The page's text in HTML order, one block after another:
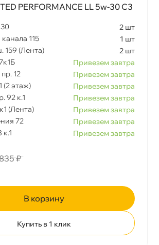
PERFORMANCE LL 5w-30 С3
2 шт
115
1 шт
159 (Лента)
2 шт
Привезем завтра
12
Привезем завтра
(2 этаж)
Привезем завтра
92 к.1
Привезем завтра
(Лента)
Привезем завтра
72
Привезем завтра
Привезем завтра
₽
корзину
Купить в 1 клик